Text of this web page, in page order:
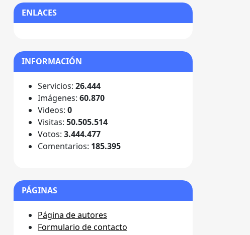
ENLACES
INFORMACIÓN
Servicios: 26.444
Imágenes: 60.870
Videos: 0
Visitas: 50.505.514
Votos: 3.444.477
Comentarios: 185.395
PÁGINAS
Página de autores
Formulario de contacto